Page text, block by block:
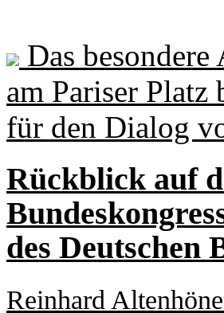
Das
am Pariser Platz
für den Dialog
Rückblick auf
des Deutschen
Reinhard